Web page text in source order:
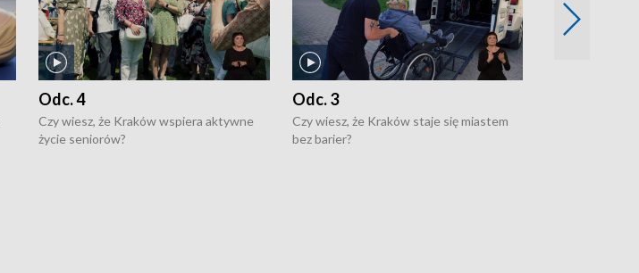
Odc. 4
Czy wiesz, że Kraków wspiera aktywne
życie seniorów?
Odc. 3
Czy wiesz, że Kraków staje się miastem
bez barier?